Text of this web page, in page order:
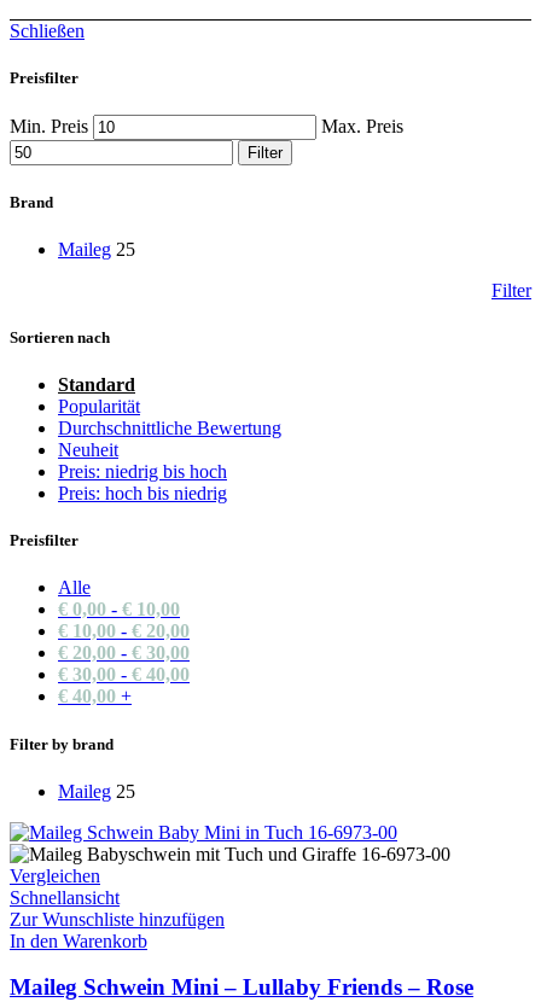
Schließen
Preisfilter
Min. Preis Max. Preis
Filter
Brand
Maileg 25
Filter
Sortieren nach
Standard
Popularität
Durchschnittliche Bewertung
Neuheit
Preis: niedrig bis hoch
Preis: hoch bis niedrig
Preisfilter
Alle
€ 0,00 - € 10,00
€ 10,00 - € 20,00
€ 20,00 - € 30,00
€ 30,00 - € 40,00
€ 40,00 +
Filter by brand
Maileg 25
Vergleichen
Schnellansicht
Zur Wunschliste hinzufügen
In den Warenkorb
Maileg Schwein Mini – Lullaby Friends – Rose